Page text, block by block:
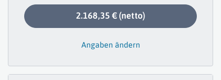
2.168,35 € (netto)
Angaben ändern